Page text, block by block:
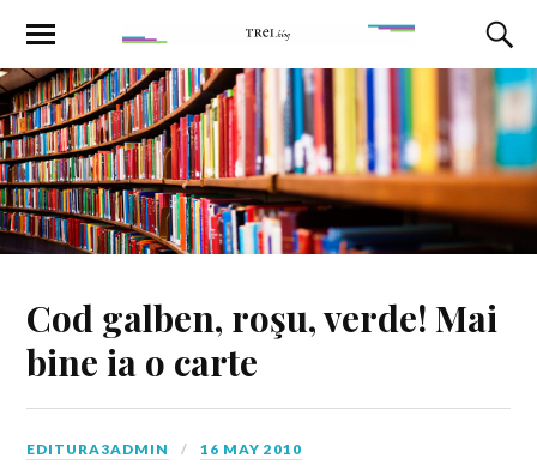
Cod galben, roşu, verde! Mai
bine ia o carte
EDITURA3ADMIN 16 MAY 2010